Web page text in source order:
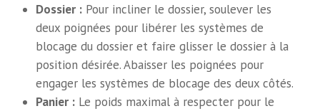
Dossier : Pour incliner le dossier, soulever les
deux poignées pour libérer les systèmes de
blocage du dossier et faire glisser le dossier à la
position désirée. Abaisser les poignées pour
engager les systèmes de blocage des deux côtés.
Panier : Le poids maximal à respecter pour le